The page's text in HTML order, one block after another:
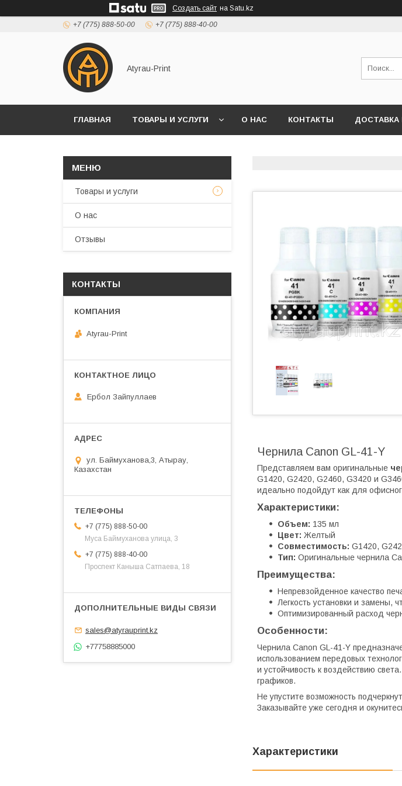
Создать сайт на Satu.kz
+7 (775) 888-50-00 +7 (775) 888-40-00
Atyrau-Print
ГЛАВНАЯ ТОВАРЫ И УСЛУГИ О НАС КОНТАКТЫ ДОСТАВКА
Чернила Canon GL-41-Y
Представляем вам оригинальные
G1420, G2420, G2460, G3420 и
идеально подойдут как для
Характеристики:
Объем: 135 мл
Цвет: Желтый
Совместимость: G1420,
Тип: Оригинальные чернила
Преимущества:
Непревзойденное качество
Легкость установки и замены,
Оптимизированный расход
Особенности:
Чернила Canon GL-41-Y
использованием передовых
и устойчивость к воздействию
графиков.
Не упустите возможность
Заказывайте уже сегодня и
Характеристики
Товары и услуги
О нас
Отзывы
КОНТАКТЫ
Atyrau-Print
Ербол Зайпуллаев
ул. Баймуханова,3, Атырау,
Казахстан
+7 (775) 888-50-00
​Муса Баймуханова улица, 3
+7 (775) 888-40-00
​Проспект Каныша Сатпаева, 18
sales@atyrauprint.kz
+77758885000